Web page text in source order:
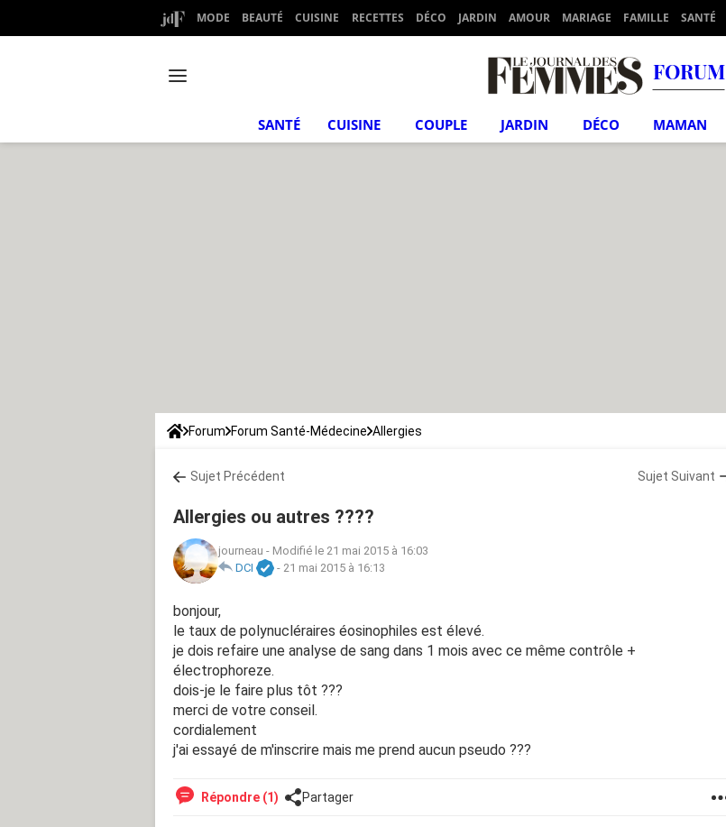
MODE BEAUTÉ CUISINE RECETTES DÉCO JARDIN AMOUR MARIAGE FAMILLE SANTÉ
FORUM
SANTÉ CUISINE COUPLE JARDIN DÉCO MAMAN
Forum Forum Santé-Médecine Allergies
Sujet Précédent Sujet Suivant
Allergies ou autres ????
journeau - Modifié le 21 mai 2015 à 16:03
DCI
- 21 mai 2015 à 16:13
bonjour,
le taux de polynucléraires éosinophiles est élevé.
je dois refaire une analyse de sang dans 1 mois avec ce même contrôle +
électrophoreze.
dois-je le faire plus tôt ???
merci de votre conseil.
cordialement
j'ai essayé de m'inscrire mais me prend aucun pseudo ???
Répondre (1) Partager